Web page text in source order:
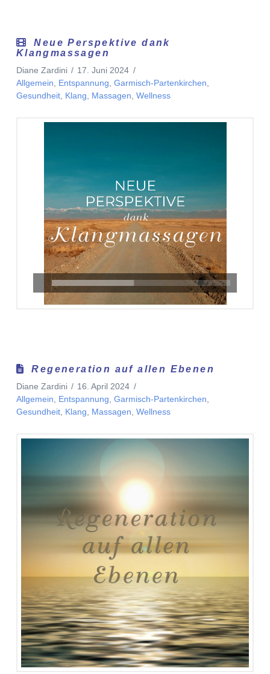
Neue Perspektive dank
Klangmassagen
Diane Zardini
17. Juni 2024
Allgemein
Entspannung Garmisch-Partenkirchen
Gesundheit, Klang Massagen Wellness
Regeneration auf allen Ebenen
Diane Zardini
16. April 2024
Allgemein, Entspannung, Garmisch-Partenkirchen,
Gesundheit, Klang, Massagen, Wellness